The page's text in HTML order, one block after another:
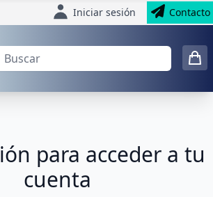
Iniciar sesión Contacto
para acceder a tu
cuenta